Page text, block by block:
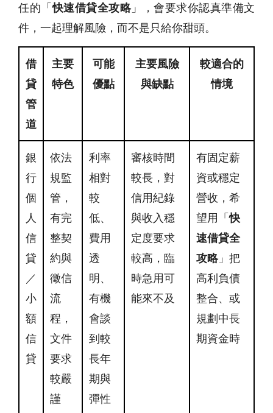
任的「快速借貸全攻略 」，會要求你認真準備文
件，一起理解風險，而不是只給你甜頭。
借
貸
管
道
主要
特色
可能
優點
主要風險
與缺點
較適合的
情境
銀
行
個
人
信
貸
／
小
額
信
貸
依法
規監
管，
有完
整契
約與
徵信
流
程，
文件
要求
較嚴
謹
利率
相對
較
低、
費用
透
明、
有機
會談
到較
長年
期與
彈性
審核時間
較長，對
信用紀錄
與收入穩
定度要求
較高，臨
時急用可
能來不及
有固定薪
資或穩定
營收，希
望用「快
速借貸全
攻略 」把
高利負債
整合、或
規劃中長
期資金時